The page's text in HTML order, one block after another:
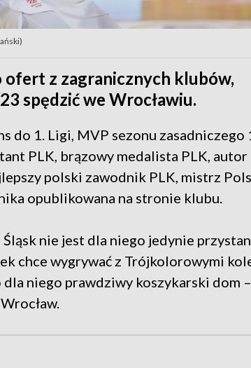
z zagranicznych klubów,
spędzić we Wrocławiu.
do 1. Ligi, MVP sezonu zasadniczego
PLK, brązowy medalista PLK, autor
polski zawodnik PLK, mistrz
opublikowana na stronie klubu.
nie jest dla niego jedynie
chce wygrywać z Trójkolorowymi
niego prawdziwy koszykarski dom –